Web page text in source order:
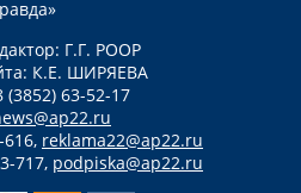
Г.Г. РООР
К.Е. ШИРЯЕВА
63-52-17
reklama22@ap22.ru
717, podpiska@ap22.ru